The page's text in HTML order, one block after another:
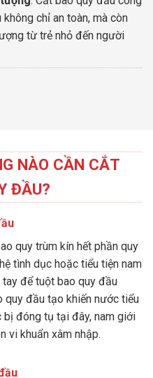
chỉ an toàn, mà còn
từ trẻ nhỏ đến người
NÀO CẦN CẮT
ĐẦU?
quy trùm kín hết phần quy
tình dục hoặc tiểu tiện nam
để tuột bao quy đầu
quy đầu tạo khiến nước tiểu
bị đóng tụ tại đây, nam giới
vi khuẩn xâm nhập.